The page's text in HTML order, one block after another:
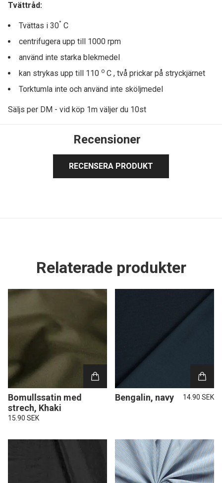
Tvättråd:
Tvättas i 30° C
centrifugera upp till 1000 rpm
använd inte starka blekmedel
kan strykas upp till 110 o C , två prickar på stryckjärnet
Torktumla inte och använd inte sköljmedel
Säljs per DM - vid köp 1m väljer du 10st
Recensioner
RECENSERA PRODUKT
Relaterade produkter
Bomullssatin med
strech, Khaki
15.90 SEK
Bengalin, navy 14.90 SEK